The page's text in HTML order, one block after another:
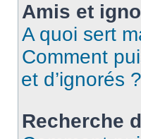
Amis et
A quoi sert
Comment
et d’ignorés ?
Recherche